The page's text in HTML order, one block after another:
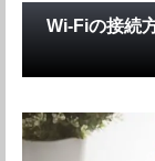
Wi-Fiの接続